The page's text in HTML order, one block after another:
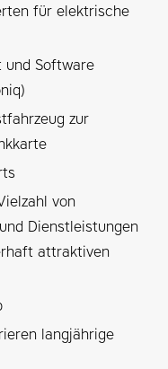
für elektrische
und Software
zur
von
Dienstleistungen
attraktiven
langjährige